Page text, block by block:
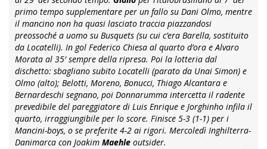
primo tempo supplementare per un fallo su Dani Olmo, mentre
il mancino non ha quasi lasciato traccia piazzandosi
preossoché a uomo su Busquets (su cui c’era Barella, sostituito
da Locatelli). In gol Federico Chiesa al quarto d’ora e Alvaro
Morata al 35′ sempre della ripresa. Poi la lotteria dal
dischetto: sbagliano subito Locatelli (parato da Unai Simon) e
Olmo (alto); Belotti, Moreno, Bonucci, Thiago Alcantara e
Bernardeschi segnano, poi Donnarumma intercetta il radente
prevedibile del pareggiatore di Luis Enrique e Jorghinho infila il
quarto, irraggiungibile per lo score. Finisce 5-3 (1-1) per i
Mancini-boys, o se preferite 4-2 ai rigori. Mercoledì Inghilterra-
Danimarca con Joakim Maehle outsider.